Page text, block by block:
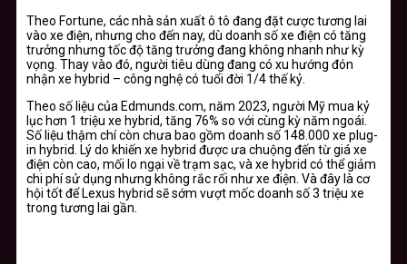
Theo Fortune, các nhà sản xuất ô tô đang đặt cược tương lai
vào xe điện, nhưng cho đến nay, dù doanh số xe điện có tăng
trưởng nhưng tốc độ tăng trưởng đang không nhanh như kỳ
vọng. Thay vào đó, người tiêu dùng đang có xu hướng đón
nhận xe hybrid – công nghệ có tuổi đời 1/4 thế kỷ.
Theo số liệu của Edmunds.com, năm 2023, người Mỹ mua kỷ
lục hơn 1 triệu xe hybrid, tăng 76% so với cùng kỳ năm ngoái.
Số liệu thậm chí còn chưa bao gồm doanh số 148.000 xe plug-
in hybrid. Lý do khiến xe hybrid được ưa chuộng đến từ giá xe
điện còn cao, mối lo ngại về trạm sạc, và xe hybrid có thể giảm
chi phí sử dụng nhưng không rắc rối như xe điện. Và đây là cơ
hội tốt để Lexus hybrid sẽ sớm vượt mốc doanh số 3 triệu xe
trong tương lai gần.